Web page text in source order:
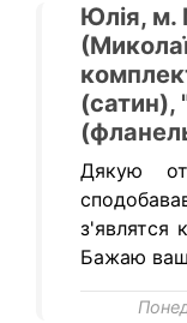
Юлія, м.
Дякую
з'являтся
Бажаю